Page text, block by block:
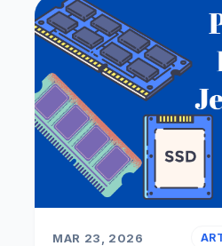
MAR 23, 2026